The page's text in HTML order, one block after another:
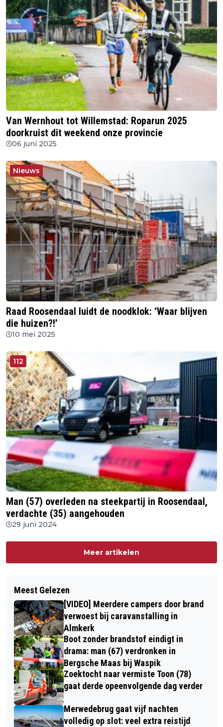
Van Wernhout tot Willemstad: Roparun 2025
doorkruist dit weekend onze provincie
06 juni 2025
Nieuws
Raad Roosendaal luidt de noodklok: ‘Waar blijven
die huizen?!’
10 mei 2025
112
Man (57) overleden na steekpartij in Roosendaal,
verdachte (35) aangehouden
29 juni 2024
Meer artikelen
Meest Gelezen
[VIDEO] Meerdere campers door brand
verwoest bij caravanstalling in
Almkerk
Boot zonder brandstof eindigt in
drama: man (67) verdronken in
Bergsche Maas bij Waspik
Zoektocht naar vermiste Toon (78)
gaat derde opeenvolgende dag verder
Merwedebrug gaat vijf nachten
volledig op slot: veel extra reistijd